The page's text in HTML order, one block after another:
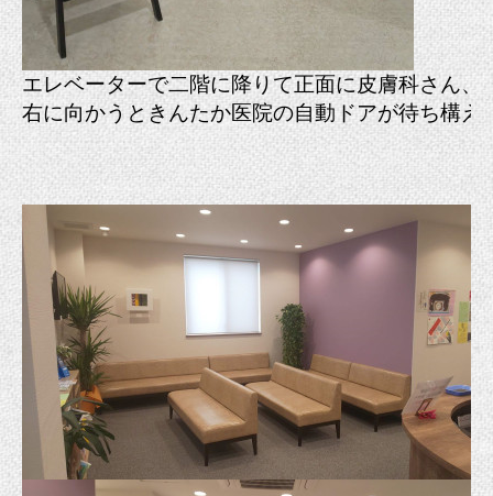
エレベーターで二階に降りて正面に皮膚科さん、
右に向かうときんたか医院の自動ドアが待ち構え